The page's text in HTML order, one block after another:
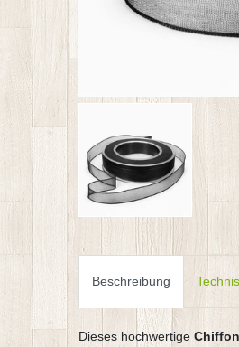
Beschreibung
Dieses hochwertige